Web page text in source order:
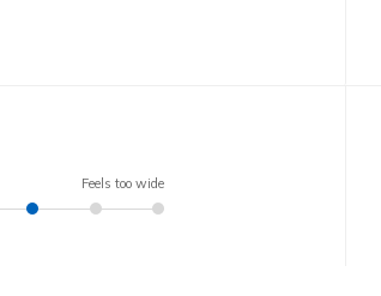
Feels too wide